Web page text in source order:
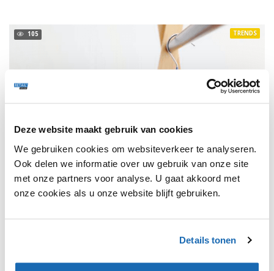
Deze website maakt gebruik van cookies
We gebruiken cookies om websiteverkeer te analyseren.
Ook delen we informatie over uw gebruik van onze site
met onze partners voor analyse. U gaat akkoord met
onze cookies als u onze website blijft gebruiken.
Details tonen
105
COOLCAT VOORTAAN EXCLUSIEF BIJ WEHKAMP
TRENDS